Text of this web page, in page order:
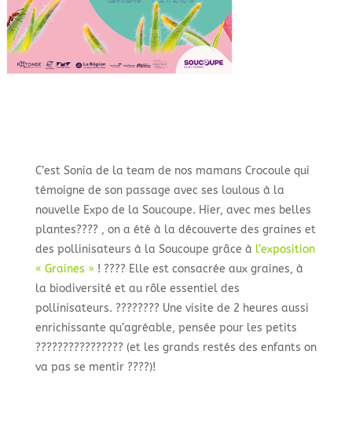
C’est Sonia de la team de nos mamans Crocoule qui
témoigne de son passage avec ses loulous à la
nouvelle Expo de la Soucoupe. Hier, avec mes belles
plantes???? , on a été à la découverte des graines et
des pollinisateurs à la Soucoupe grâce à l’exposition
« Graines » ! ???? Elle est consacrée aux graines, à
la biodiversité et au rôle essentiel des
pollinisateurs. ???????? Une visite de 2 heures aussi
enrichissante qu’agréable, pensée pour les petits
???????????????? (et les grands restés des enfants on
va pas se mentir ????)!